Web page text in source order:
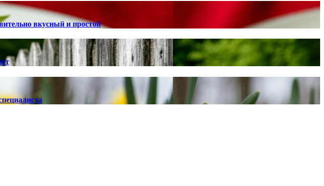
вкусный и простой